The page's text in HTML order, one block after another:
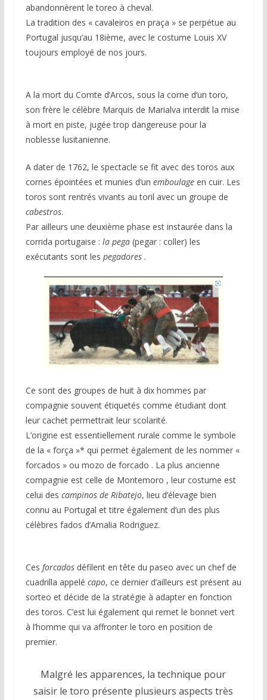
abandonnèrent le toreo à cheval.
La tradition des « cavaleiros en praça » se perpétue au
Portugal jusqu’au 18ième, avec le costume Louis XV
toujours employé de nos jours.
A la mort du Comte d’Arcos, sous la corne d’un toro,
son frère le célèbre Marquis de Marialva interdit la mise
à mort en piste, jugée trop dangereuse pour la
noblesse lusitanienne.
A dater de 1762, le spectacle se fit avec des toros aux
cornes épointées et munies d’un emboulageen cuir. Les
toros sont rentrés vivants au toril avec un groupe de
cabestros.
Par ailleurs une deuxième phase est instaurée dans la
corrida portugaise : la pega (pegar : coller) les
exécutants sont les pegadores.
Ce sont des groupes de huit à dix hommes par
compagnie souvent étiquetés comme étudiant dont
leur cachet permettrait leur scolarité.
L’origine est essentiellement rurale comme le symbole
de la « força »* qui permet également de les nommer «
forcados » ou mozo de forcado . La plus ancienne
compagnie est celle de Montemoro , leur costume est
celui des campinos de Ribatejo, lieu d’élevage bien
connu au Portugal et titre également d’un des plus
célèbres fados d’Amalia Rodriguez.
Ces forcados défilent en tête du paseo avec un chef de
cuadrilla appelé capo, ce dernier d’ailleurs est présent au
sorteo et décide de la stratégie à adapter en fonction
des toros. C’est lui également qui remet le bonnet vert
à l’homme qui va affronter le toro en position de
premier.
Malgré les apparences, la technique pour
saisir le toro présente plusieurs aspects très